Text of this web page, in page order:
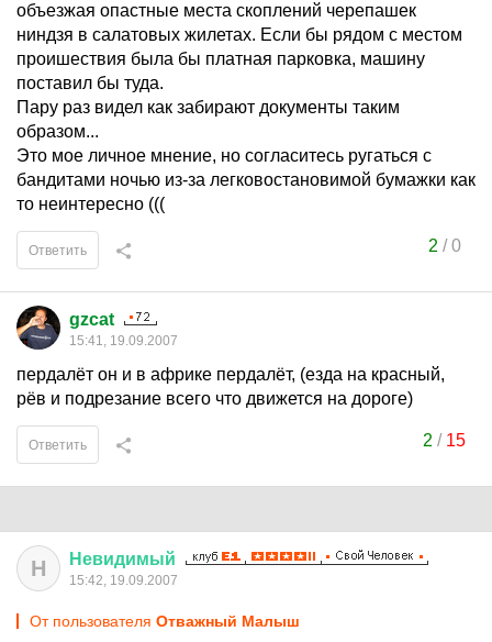
объезжая опастные места скоплений черепашек
ниндзя в салатовых жилетах. Если бы рядом с местом
проишествия была бы платная парковка, машину
поставил бы туда.
Пару раз видел как забирают документы таким
образом...
Это мое личное мнение, но согласитесь ругаться с
бандитами ночью из-за легковостановимой бумажки как
то неинтересно (((
2 /0
Ответить
gzcat
15:41, 19.09.2007
пердалёт он и в африке пердалёт, (езда на красный,
рёв и подрезание всего что движется на дороге)
2 / 15
Ответить
Н Невидимый
15:42, 19.09.2007
От пользователя Отважный Малыш